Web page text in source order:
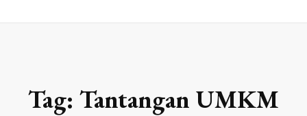
Tag: Tantangan UMKM